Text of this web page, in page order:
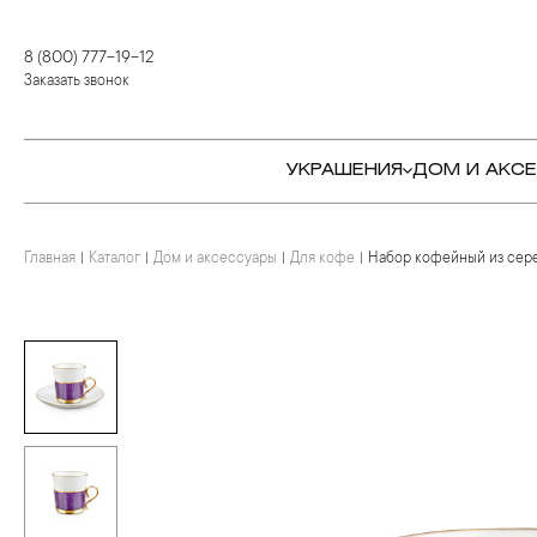
8 (800) 777-19-12
Заказать звонок
УКРАШЕНИЯ
КОЛЬЦА
БРОШИ
ЦЕПИ
ДОМ И
СТОЛОВЫЕ ПРИБОРЫ
ДЛЯ КОФЕ
ДЕТЯМ
КОЛЬЦА
КОЛЬЕ И ПОДВЕСКИ
КАМНЕРЕЗНОЕ
Главная Каталог Дом и аксессуары Для кофе Набор кофейный из